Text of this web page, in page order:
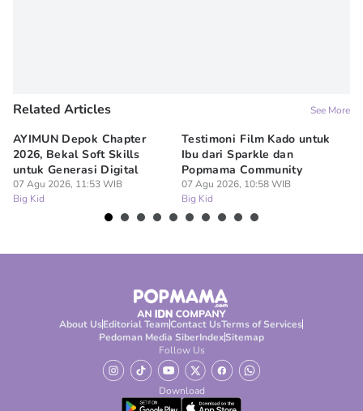
Related Articles See More
AYIMUN Depok Chapter
2026, Bekal Soft Skills
untuk Generasi Digital
07 Agu 2026, 11:53 WIB
Big Kid
Testimoni Film Kado untuk
Ibu dari Sparkle dan
Popmama Community
07 Agu 2026, 10:58 WIB
Big Kid
About UsEditorial TeamContact UsTerms of Services
Pedoman Media SiberIndexSitemap
Follow Us
Download